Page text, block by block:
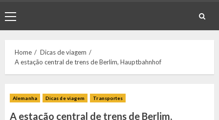
Primary
Menu
Home
Dicas de viagem
A estação central de trens de Berlim, Hauptbahnhof
Alemanha Dicas de viagem Transportes
A estação central de trens de Berlim,